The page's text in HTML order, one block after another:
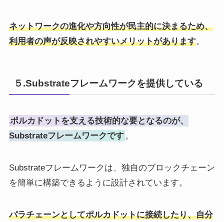
ネットワークの進化や方向性が民主的に決まるため、
利用者の声が反映されやすいメリットがあります。
５.Substrateフレームワークを提供している
ポルカドットを支える技術的な要となるのが、
Substrateフレームワークです。
Substrateフレームワークは、独自のブロックチェーン
を簡単に構築できるように設計されています。
パラチェーンとしてポルカドットに接続したり、自分